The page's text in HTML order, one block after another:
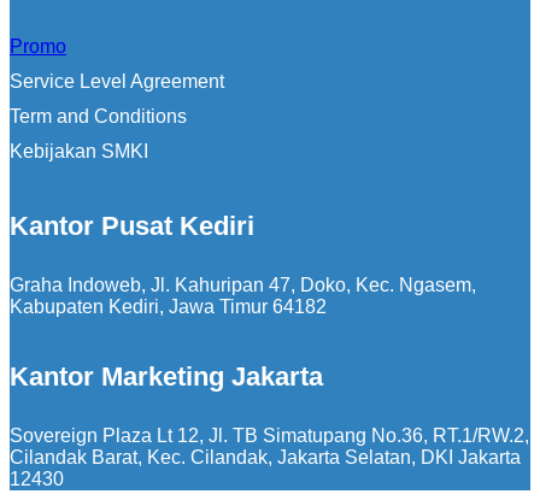
Promo
Service Level Agreement
Term and Conditions
Kebijakan SMKI
Kantor Pusat Kediri
Graha Indoweb, Jl. Kahuripan 47, Doko, Kec. Ngasem,
Kabupaten Kediri, Jawa Timur 64182
Kantor Marketing Jakarta
Sovereign Plaza Lt 12, Jl. TB Simatupang No.36, RT.1/RW.2,
Cilandak Barat, Kec. Cilandak, Jakarta Selatan, DKI Jakarta
12430